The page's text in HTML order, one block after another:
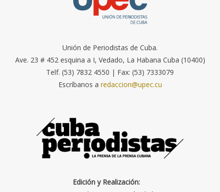
Unión de Periodistas de Cuba.
Ave. 23 # 452 esquina a I, Vedado, La Habana Cuba (10400)
Telf. (53) 7832 4550 | Fax: (53) 7333079
Escríbanos a redaccion@upec.cu
Edición y Realización: